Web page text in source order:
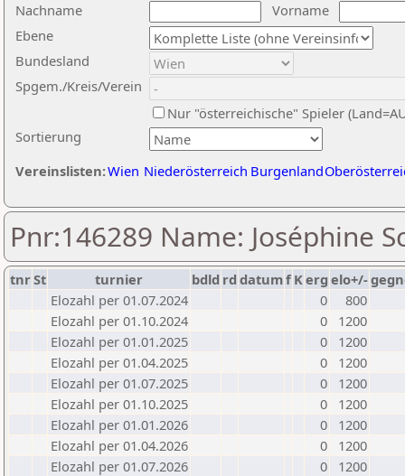
Nachname
Vorname
Ebene
Sortierung
Bundesland
Spgem./Kreis/Verein
Nur "österreichische" Spieler
Vereinslisten:Wien Niederösterreich Burgenland
Pnr:146289 Name: Joséphine
tnrSt turnier bdld rd datumf Kerg elo+/-
Elozahl per 01.07.2024
0
800
Elozahl per 01.10.2024
0
1200
Elozahl per 01.01.2025
0
1200
Elozahl per 01.04.2025
0
1200
Elozahl per 01.07.2025
0
1200
Elozahl per 01.10.2025
0
1200
Elozahl per 01.01.2026
0
1200
Elozahl per 01.04.2026
0
1200
Elozahl per 01.07.2026
0
1200